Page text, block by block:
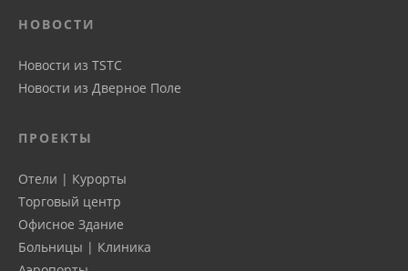
НОВОСТИ
Новости из TSTC
Новости из Дверное Поле
ПРОЕКТЫ
Отели | Курорты
Торговый центр
Офисное Здание
Больницы | Клиника